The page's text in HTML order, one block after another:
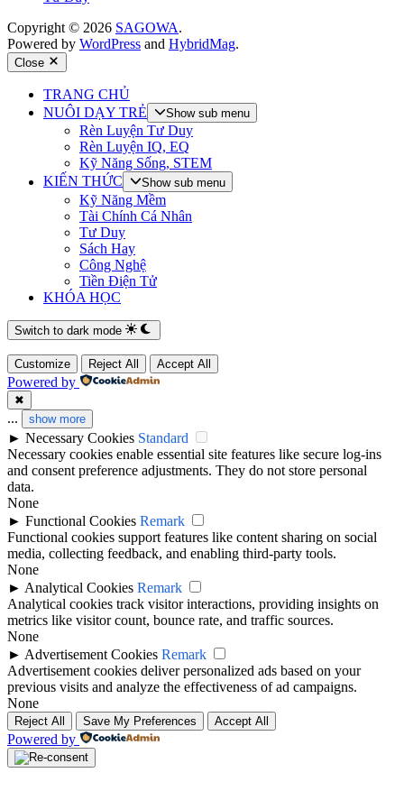
Copyright © 2026 SAGOWA.
Powered by WordPress and HybridMag.
Close
TRANG CHỦ
NUÔI DẠY TRẺ
Show sub menu
Rèn Luyện Tư Duy
Rèn Luyện IQ, EQ
Kỹ Năng Sống, STEM
KIẾN THỨC
Show sub menu
Kỹ Năng Mềm
Tài Chính Cá Nhân
Tư Duy
Sách Hay
Công Nghệ
Tiền Điện Tử
KHÓA HỌC
Switch to dark mode
Customize Reject All Accept All
Powered by
✖
... show more
► Necessary Cookies Standard
Necessary cookies enable essential site features like secure log-ins
and consent preference adjustments. They do not store personal
data.
None
► Functional Cookies Remark
Functional cookies support features like content sharing on social
media, collecting feedback, and enabling third-party tools.
None
► Analytical Cookies Remark
Analytical cookies track visitor interactions, providing insights on
metrics like visitor count, bounce rate, and traffic sources.
None
► Advertisement Cookies Remark
Advertisement cookies deliver personalized ads based on your
previous visits and analyze the effectiveness of ad campaigns.
None
Reject All Save My Preferences Accept All
Powered by